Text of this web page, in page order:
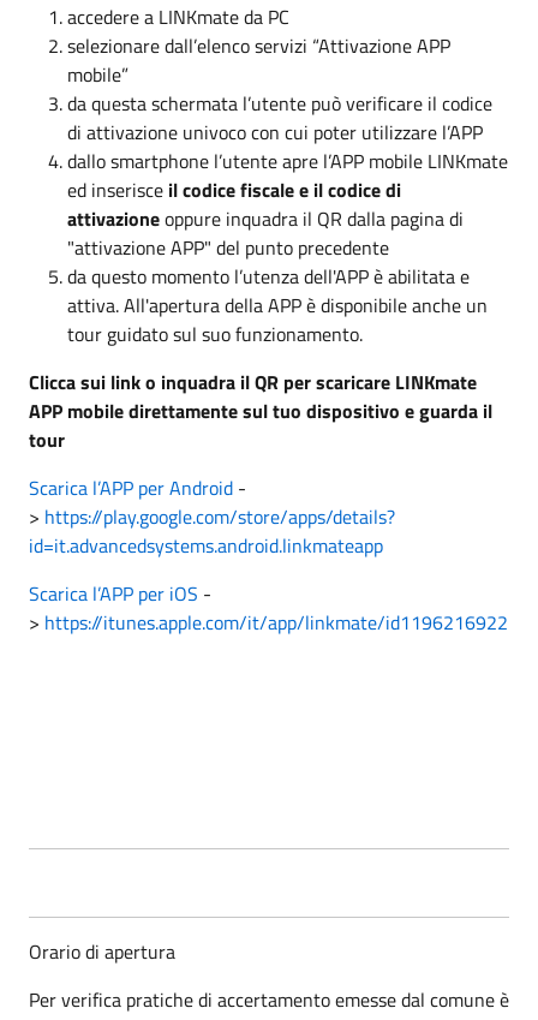
accedere a LINKmate da PC
selezionare dall’elenco servizi “Attivazione APP
mobile”
da questa schermata l’utente può verificare il codice
di attivazione univoco con cui poter utilizzare l’APP
dallo smartphone l’utente apre l’APP mobile LINKmate
ed inserisce il codice fiscale e il codice di
attivazioneoppure inquadra il QR dalla pagina di
"attivazione APP" del punto precedente
da questo momento l’utenza dell'APP è abilitata e
attiva. All'apertura della APP è disponibile anche un
tour guidato sul suo funzionamento.
Clicca sui link o inquadra il QR per scaricare LINKmate
APP mobile direttamente sul tuo dispositivo e guarda il
tour
Scarica l’APP per Android -
> https://play.google.com/store/apps/details?
id=it.advancedsystems.android.linkmateapp
Scarica l’APP per iOS -
> https://itunes.apple.com/it/app/linkmate/id1196216922
Orario di apertura
Per verifica pratiche di accertamento emesse dal comune è